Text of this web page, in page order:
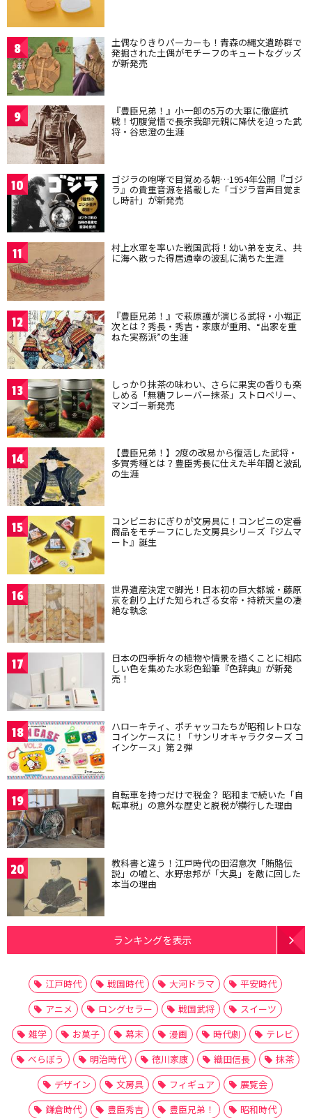
8 土偶なりきりパーカーも！青森の縄文遺跡群で
発掘された土偶がモチーフのキュートなグッズ
が新発売
9 『豊臣兄弟！』小一郎の5万の大軍に徹底抗
戦！切腹覚悟で長宗我部元親に降伏を迫った武
将・谷忠澄の生涯
10 ゴジラの咆哮で目覚める朝…1954年公開『ゴジ
ラ』の貴重音源を搭載した「ゴジラ音声目覚ま
し時計」が新発売
11 村上水軍を率いた戦国武将！幼い弟を支え、共
に海へ散った得居通幸の波乱に満ちた生涯
12 『豊臣兄弟！』で萩原護が演じる武将・小堀正
次とは？秀長・秀吉・家康が重用、“出家を重
ねた実務派”の生涯
13 しっかり抹茶の味わい、さらに果実の香りも楽
しめる「無糖フレーバー抹茶」ストロベリー、
マンゴー新発売
14 【豊臣兄弟！】2度の改易から復活した武将・
多賀秀種とは？豊臣秀長に仕えた半年間と波乱
の生涯
15 コンビニおにぎりが文房具に！コンビニの定番
商品をモチーフにした文房具シリーズ『ジムマ
ート』誕生
16 世界遺産決定で脚光！日本初の巨大都城・藤原
京を創り上げた知られざる女帝・持統天皇の凄
絶な執念
17 日本の四季折々の植物や情景を描くことに相応
しい色を集めた水彩色鉛筆『色辞典』が新発
売！
18 ハローキティ、ポチャッコたちが昭和レトロな
コインケースに！「サンリオキャラクターズ コ
インケース」第２弾
19 自転車を持つだけで税金？ 昭和まで続いた「自
転車税」の意外な歴史と脱税が横行した理由
20 教科書と違う！江戸時代の田沼意次「賄賂伝
説」の嘘と、水野忠邦が「大奥」を敵に回した
本当の理由
ランキングを表示
江戸時代 戦国時代 大河ドラマ
平安時代
アニメ
ロングセラー 戦国武将
スイーツ
雑学
お菓子 幕末 漫画 時代劇
テレビ
べらぼう
明治時代 徳川家康 織田信長
抹茶
デザイン
文房具 フィギュア
展覧会
鎌倉時代
豊臣秀吉 豊臣兄弟！
昭和時代